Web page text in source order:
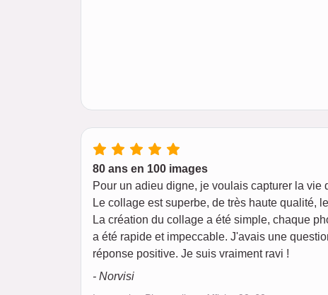
80 ans en 100 images
Pour un adieu digne, je voulais capturer la vie
Le collage est superbe, de très haute qualité,
La création du collage a été simple, chaque
a été rapide et impeccable. J'avais une
réponse positive. Je suis vraiment ravi !
- Norvisi